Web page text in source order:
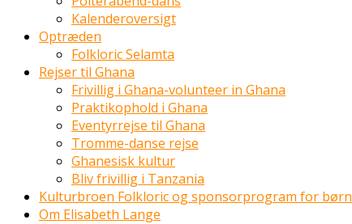
Kalenderoversigt
Optræden
Folkloric Selamta
Rejser til Ghana
Frivillig i Ghana-volunteer in Ghana
Praktikophold i Ghana
Eventyrrejse til Ghana
Tromme-danse rejse
Ghanesisk kultur
Bliv frivillig i Tanzania
Kulturbroen Folkloric og sponsorprogram for børn
Om Elisabeth Lange